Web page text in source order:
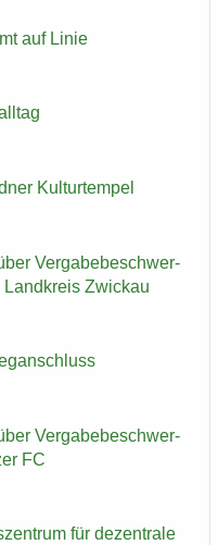
auf Linie
Kul­tur­tem­pel
Ver­ga­be­be­schwer­
Zwi­ckau
Ver­ga­be­be­schwer­
FC
für de­zen­tra­le